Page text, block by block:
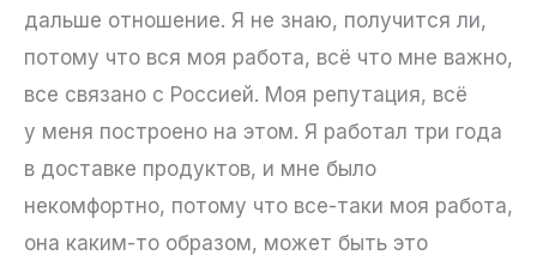
дальше отношение. Я не знаю, получится ли,
потому что вся моя работа, всё что мне важно,
все связано с Россией. Моя репутация, всё
у меня построено на этом. Я работал три года
в доставке продуктов, и мне было
некомфортно, потому что все-таки моя работа,
она каким-то образом, может быть это